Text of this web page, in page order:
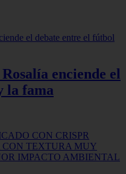
enciende el
la fama